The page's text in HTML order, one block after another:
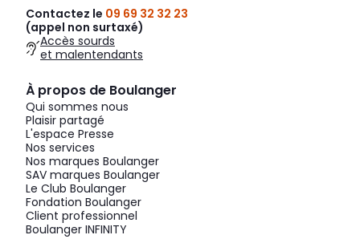
Contactez le 09 69 32 32 23
(appel non surtaxé)
Accès sourds
et malentendants
À propos de Boulanger
Qui sommes nous
Plaisir partagé
L'espace Presse
Nos services
Nos marques Boulanger
SAV marques Boulanger
Le Club Boulanger
Fondation Boulanger
Client professionnel
Boulanger INFINITY